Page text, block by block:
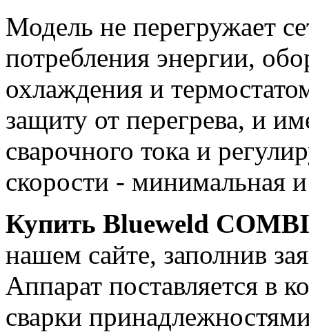
Модель не перегружает
потребления энергии,
охлаждения и
защиту от перегрева, и
сварочного тока и
скорости - минимальная
Купить Blueweld
нашем сайте, заполнив
Аппарат поставляется в
сварки